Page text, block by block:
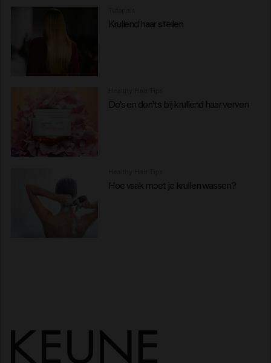
Krullend haar steilen
Do's en don'ts bij krullend haar verven
Hoe vaak moet je krullen wassen?